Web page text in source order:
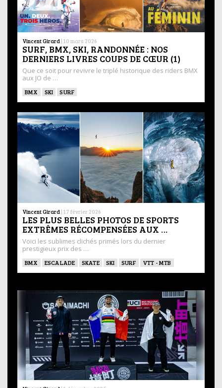
Vincent Girard | 10 mars 2026
SURF, BMX, SKI, RANDONNÉE : NOS
DERNIERS LIVRES COUPS DE CŒUR (1)
Que ce soit pour revivre le triplé historique des riders BMX
aux JO de …
BMX SKI SURF
Vincent Girard | 17 février 2026
LES PLUS BELLES PHOTOS DE SPORTS
EXTRÊMES RÉCOMPENSÉES AUX …
Voici les sublimes clichés primés lors du dernier
prestigieux prix des …
BMX ESCALADE SKATE SKI SURF VTT - MTB